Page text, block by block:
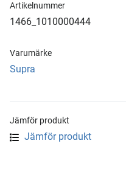
Artikelnummer
1466_1010000444
Varumärke
Supra
Jämför produkt
Jämför produkt